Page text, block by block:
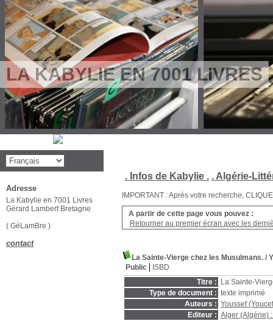
LA KABYLIE EN 7001 LIVRES
. Infos de Kabylie . . Algérie-
IMPORTANT : Après votre recherche,
A partir de cette page vous pouvez :
Retourner au premier écran avec les
La Sainte-Vierge chez les Musulmans. /
Public
ISBD
Titre :
La Sainte-
Type de document : texte imprimé
Auteurs : Youssef
Editeur : Alger (Algérie)
Adresse
La Kabylie en 7001 Livres
Gérard Lambert Bretagne
( GéLamBre )
contact